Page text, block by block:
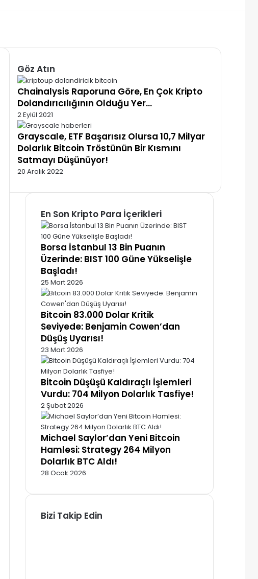
Göz Atın
Kapalı
Chainalysis Raporuna Göre, En Çok Kripto
Dolandırıcılığının Olduğu Yer…
2 Eylül 2021
Grayscale, ETF Başarısız Olursa 10,7 Milyar
Dolarlık Bitcoin Tröstünün Bir Kısmını
Satmayı Düşünüyor!
20 Aralık 2022
En Son Kripto Para İçerikleri
Borsa İstanbul 13 Bin Puanın
Üzerinde: BIST 100 Güne Yükselişle
Başladı!
25 Mart 2026
Bitcoin 83.000 Dolar Kritik
Seviyede: Benjamin Cowen’dan
Düşüş Uyarısı!
23 Mart 2026
Bitcoin Düşüşü Kaldıraçlı İşlemleri
Vurdu: 704 Milyon Dolarlık Tasfiye!
2 Şubat 2026
Michael Saylor’dan Yeni Bitcoin
Hamlesi: Strategy 264 Milyon
Dolarlık BTC Aldı!
28 Ocak 2026
Bizi Takip Edin